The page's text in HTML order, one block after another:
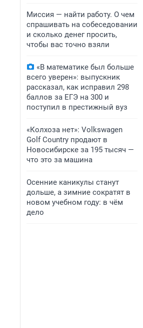
Миссия — найти работу. О чем
спрашивать на собеседовании
и сколько денег просить,
чтобы вас точно взяли
«В математике был больше
всего уверен»: выпускник
рассказал, как исправил 298
баллов за ЕГЭ на 300 и
поступил в престижный вуз
«Колхоза нет»: Volkswagen
Golf Сountry продают в
Новосибирске за 195 тысяч —
что это за машина
Осенние каникулы станут
дольше, а зимние сократят в
новом учебном году: в чём
дело